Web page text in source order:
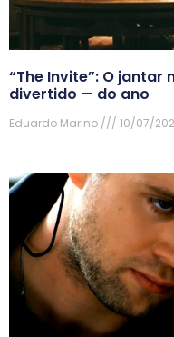
“The Invite”: O
divertido — do ano
Eduardo Marino 10/07/